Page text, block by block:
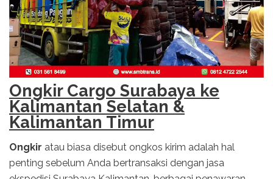
Ongkir Cargo Surabaya ke
Kalimantan Selatan &
Kalimantan Timur
Ongkir atau biasa disebut ongkos kirim adalah hal
penting sebelum Anda bertransaksi dengan jasa